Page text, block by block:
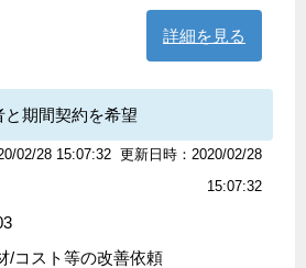
詳細を見る
期間契約を希望
02/28 15:07:32 更新日時：2020/02/28
15:07:32
/コスト等の改善依頼